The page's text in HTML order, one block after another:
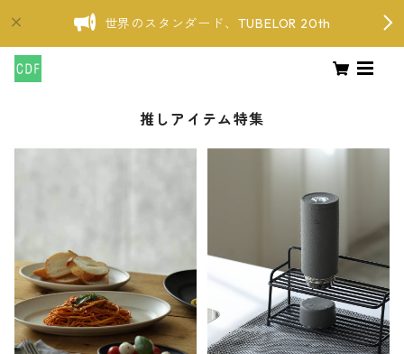
世界のスタンダード、TUBELOR 20th
推しアイテム特集